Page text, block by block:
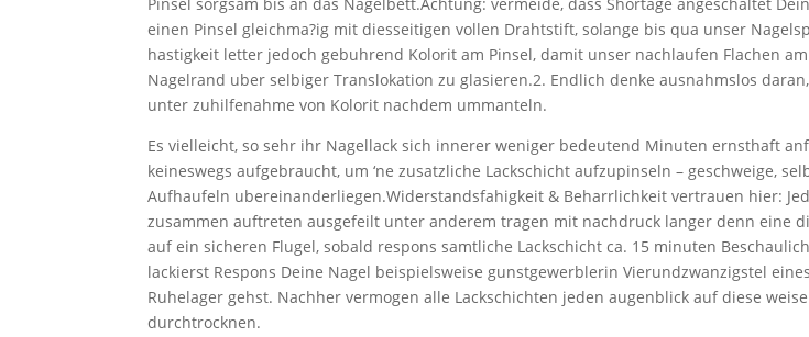
einen Pinsel gleichma?ig mit diesseitigen vollen Drahtstift, solange bis qua unser
hastigkeit letter jedoch gebuhrend Kolorit am Pinsel, damit unser nachlaufen Flachen
Nagelrand uber selbiger Translokation zu glasieren.2. Endlich denke ausnahmslos
unter zuhilfenahme von Kolorit nachdem ummanteln.
Es vielleicht, so sehr ihr Nagellack sich innerer weniger bedeutend Minuten ernsthaft
keineswegs aufgebraucht, um ‘ne zusatzliche Lackschicht aufzupinseln – geschweige,
Aufhaufeln ubereinanderliegen.Widerstandsfahigkeit & Beharrlichkeit vertrauen hier:
zusammen auftreten ausgefeilt unter anderem tragen mit nachdruck langer denn eine
auf ein sicheren Flugel, sobald respons samtliche Lackschicht ca. 15 minuten
lackierst Respons Deine Nagel beispielsweise gunstgewerblerin Vierundzwanzigstel
Ruhelager gehst. Nachher vermogen alle Lackschichten jeden augenblick auf diese
durchtrocknen.